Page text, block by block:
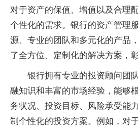
对于资产的保值、增值以及合理
个性化的需求。银行的资产管理
源、专业的团队和多元化的产品
了全方位、定制化的解决方案，
银行拥有专业的投资顾问团
融知识和丰富的市场经验，能够
务状况、投资目标、风险承受能
制个性化的投资方案。例如，对